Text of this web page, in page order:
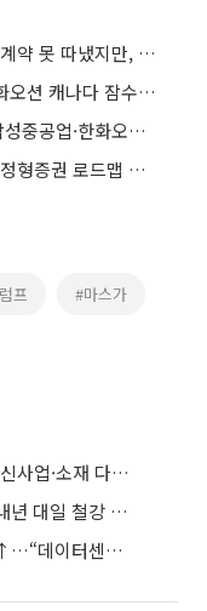
김희철 한화오션 대표 “캐나다 수주전 계약 못 따냈지만, 도약 발판 삼아야”
“나토가 승부 갈랐다”…주요 외신, 한화오션 캐나다 잠수함 수주전 고배 진단
거제시, 문화선도산단 조성 본격화…삼성중공업·한화오션과 '거제형 모델' 만든다
STO 하위법규 예상안, 풀링·거래한도·정형증권 로드맵 제시
프 #마스가
에코프로, 영업익 전년比 102.7%↑…신사업·소재 다각화 박차
日, 한국산 도금강판 덤핑 예비판정…내년 대일 철강 수출 ‘빨간불’
HD현대일렉트릭, 2분기 영업익 37%↑…“데이터센터 사업, 새로운 성장 축”